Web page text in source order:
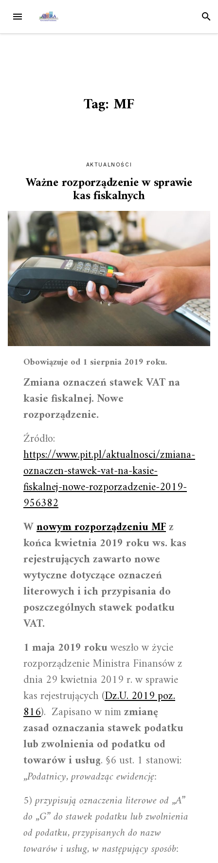
treści
MENU
Tag: MF
AKTUALNOŚCI
Ważne rozporządzenie w sprawie
kas fiskalnych
Obowiązuje od 1 sierpnia 2019 roku.
Zmiana oznaczeń stawek VAT na
kasie fiskalnej. Nowe
rozporządzenie.
Źródło:
https://www.pit.pl/aktualnosci/zmiana-
oznaczen-stawek-vat-na-kasie-
fiskalnej-nowe-rozporzadzenie-2019-
956382
Wnowym rozporządzeniu MFz
końca kwietnia 2019 roku ws. kas
rejestrujących zawarto nowe
wytyczne dotyczące oznaczeń
literowych i ich przypisania do
poszczególnych stawek podatku
VAT.
1 maja 2019 rokuweszło w życie
rozporządzenie Ministra Finansów z
dnia 29 kwietnia 2019 r. w sprawie
kas rejestrujących (Dz.U. 2019 poz.
816). Zapisano w nimzmianę
zasad oznaczania stawek podatku
lub zwolnienia od podatku od
towarów i usług. §6 ust. 1 stanowi:
„Podatnicy, prowadząc ewidencję:
5) przypisują oznaczenia literowe od „A”
do „G” do stawek podatku lub zwolnienia
od podatku, przypisanych do nazw
towarów i usług, w następujący sposób: